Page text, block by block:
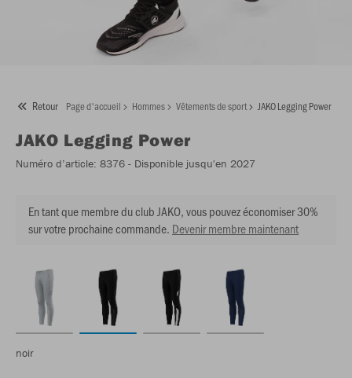
Retour Page d'accueil Hommes Vêtements de sport JAKO Legging Power
JAKO Legging Power
Numéro d’article: 8376 - Disponible jusqu'en 2027
En tant que membre du club JAKO, vous pouvez économiser 30%
sur votre prochaine commande. Devenir membre maintenant
noir